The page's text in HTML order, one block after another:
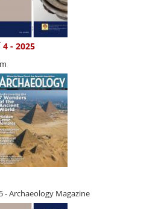
- 2025
- Archaeology Magazine